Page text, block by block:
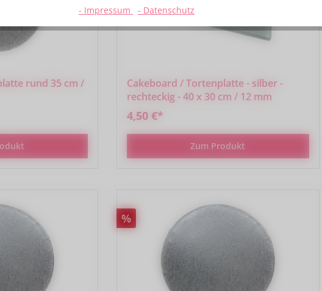
rund 35 cm /
Cakeboard / Tortenplatte - silber -
rechteckig - 40 x 30 cm / 12 mm
4,50 €*
Zum Produkt
Rabatt
%
- Impressum - Datenschutz